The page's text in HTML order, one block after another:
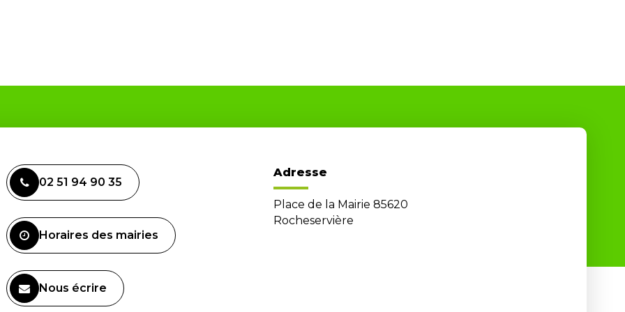
02 51 94 90 35
Horaires des mairies
Nous écrire
Adresse
Place de la Mairie 85620
Rocheservière